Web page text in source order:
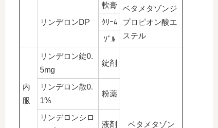
リンデロンDP
軟膏
ベタメタゾンジ
プロピオン酸エ
ステル
ｸﾘｰﾑ
ｿﾞﾙ
内
服
リンデロン錠0.
5mg
錠剤
ベタメタゾン
リンデロン散0.
1%
粉薬
リンデロンシロ
液剤